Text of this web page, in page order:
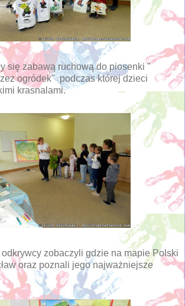
się zabawą ruchową do piosenki "
ogródek" podczas której dzieci
krasnalami.
odkrywcy zobaczyli gdzie na mapie Polski
oraz poznali jego najważniejsze